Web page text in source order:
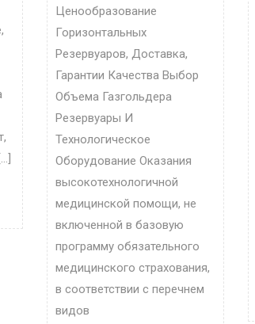
Ценообразование
Горизонтальных
Резервуаров, Доставка,
Гарантии Качества Выбор
Объема Газгольдера
Резервуары И
Технологическое
Оборудование Оказания
высокотехнологичной
медицинской помощи, не
включенной в базовую
программу обязательного
медицинского страхования,
в соответствии с перечнем
видов